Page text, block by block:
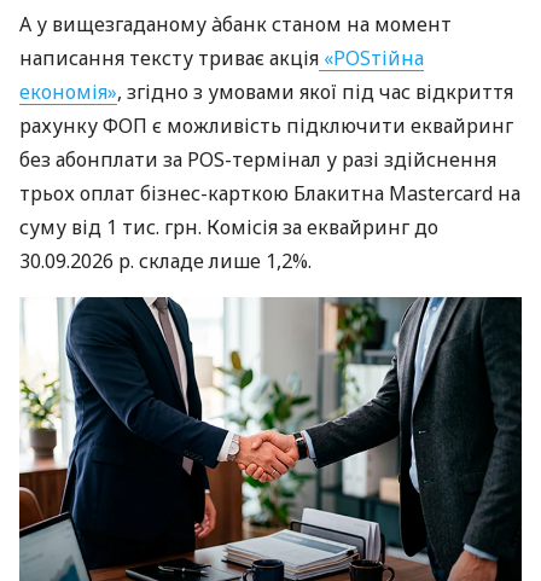
А у вищезгаданому àбанк станом на момент
написання тексту триває акція «POSтійна
економія», згідно з умовами якої під час відкриття
рахунку ФОП є можливість підключити еквайринг
без абонплати за POS-термінал у разі здійснення
трьох оплат бізнес-карткою Блакитна Mastercard на
суму від 1 тис. грн. Комісія за еквайринг до
30.09.2026 р. складе лише 1,2%.